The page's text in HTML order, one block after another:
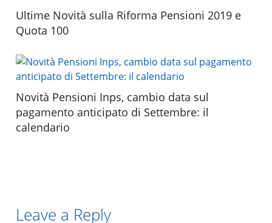
Ultime Novità sulla Riforma Pensioni 2019 e
Quota 100
Novità Pensioni Inps, cambio data sul
pagamento anticipato di Settembre: il
calendario
Leave a Reply